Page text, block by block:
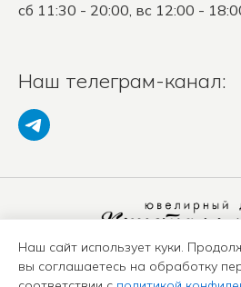
сб 11:30 - 20:00, вс 12:00 -
Наш телеграм-канал:
Политика
Положение о
Наш сайт использует куки.
вы соглашаетесь на обработку